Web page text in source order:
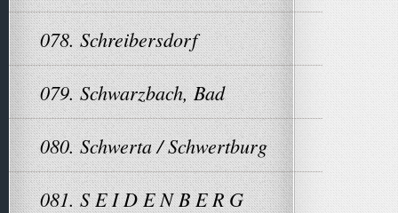
078. Schreibersdorf
079. Schwarzbach, Bad
080. Schwerta / Schwertburg
081. S E I D E N B E R G